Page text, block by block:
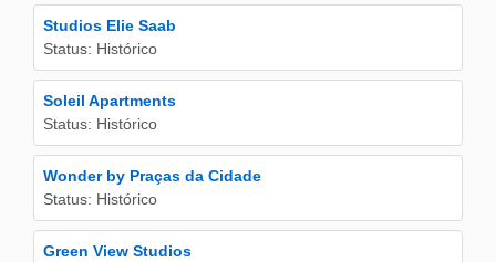
Studios Elie Saab
Status: Histórico
Soleil Apartments
Status: Histórico
Wonder by Praças da Cidade
Status: Histórico
Green View Studios